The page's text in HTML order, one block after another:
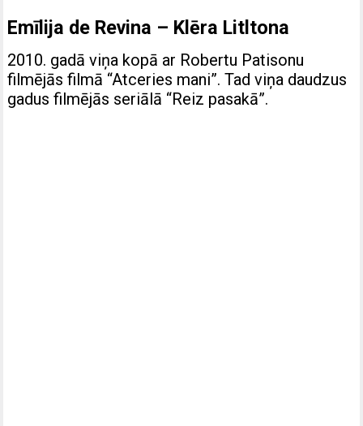
Emīlija de Revina – Klēra Litltona
2010. gadā viņa kopā ar Robertu Patisonu
filmējās filmā “Atceries mani”. Tad viņa daudzus
gadus filmējās seriālā “Reiz pasakā”.